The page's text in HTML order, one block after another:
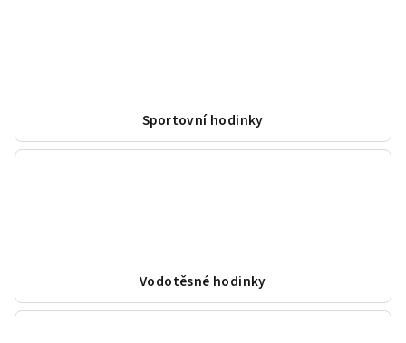
Sportovní hodinky
Vodotěsné hodinky